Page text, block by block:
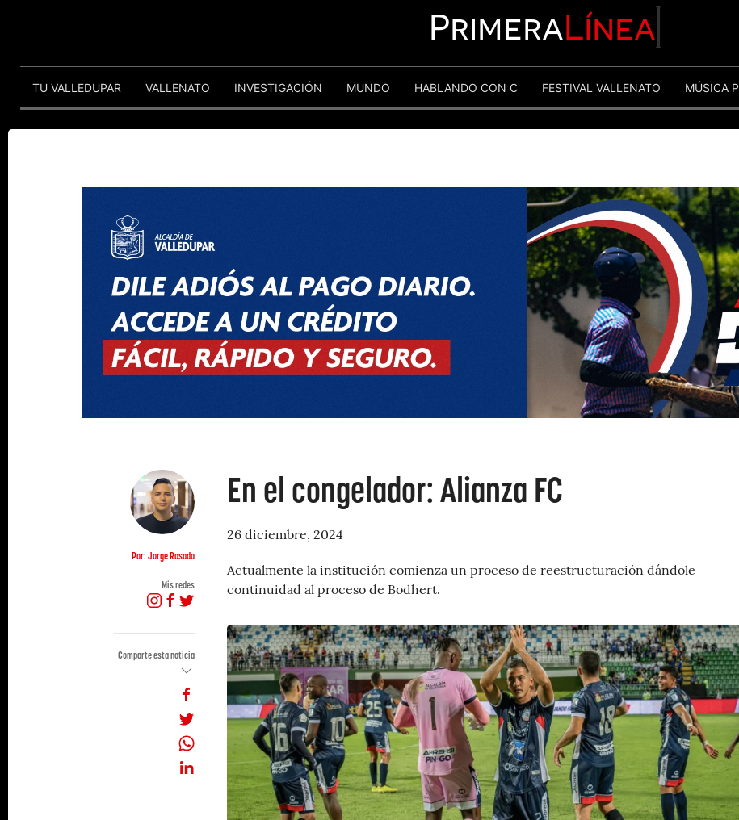
PrimeraLínea
TU VALLEDUPAR VALLENATO INVESTIGACIÓN MUNDO HABLANDO CON C FESTIVAL VALLENATO MÚSICA
Por: Jorge Rosado
Mis redes
Comparte esta noticia
En el congelador: Alianza FC
26 diciembre, 2024
Actualmente la institución comienza un proceso de reestructuración dándole
continuidad al proceso de Bodhert.